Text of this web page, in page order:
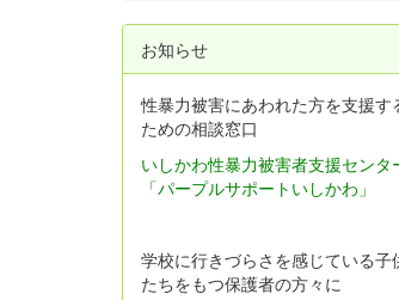
お知らせ
性暴力被害にあわれた方を支援す
ための相談窓口
いしかわ性暴力被害者支援センタ
「パープルサポートいしかわ」
学校に行きづらさを感じている子
たちをもつ保護者の方々に